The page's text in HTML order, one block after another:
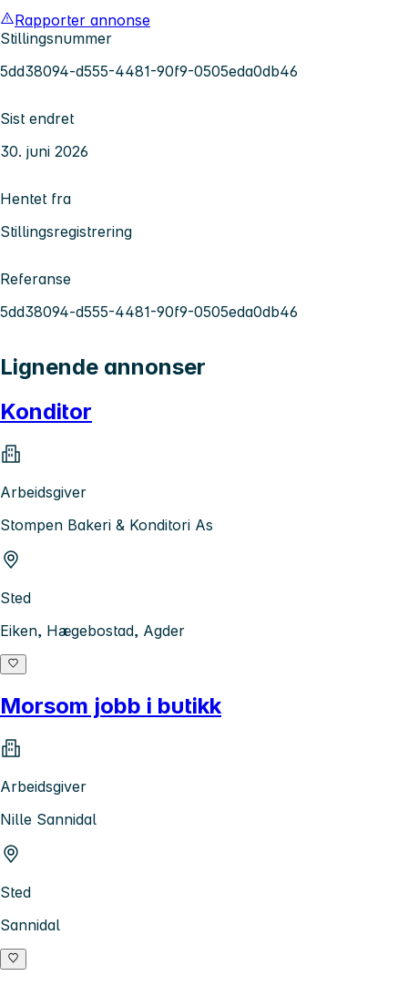
Rapporter annonse
Stillingsnummer
5dd38094-d555-4481-90f9-0505eda0db46
Sist endret
30. juni 2026
Hentet fra
Stillingsregistrering
Referanse
5dd38094-d555-4481-90f9-0505eda0db46
Lignende annonser
Konditor
Arbeidsgiver
Stompen Bakeri & Konditori As
Sted
Eiken, Hægebostad, Agder
Morsom jobb i butikk
Arbeidsgiver
Nille Sannidal
Sted
Sannidal